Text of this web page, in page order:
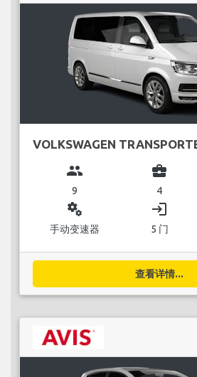
VOLKSWAGEN
group
9
business_center
4
miscellaneous_services
手动变速器
login
5 门
查看详情...